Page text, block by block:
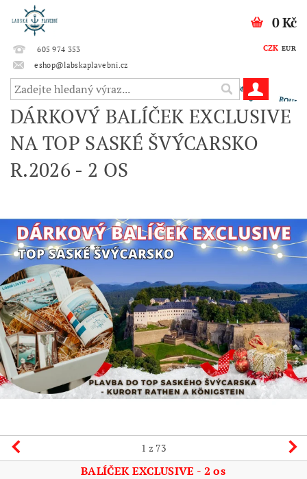
605 974 353
eshop@labskaplavebni.cz
CZK EUR
0 Kč
DÁRKOVÝ BALÍČEK EXCLUSIVE
NA TOP SASKÉ ŠVÝCARSKO
R.2026 - 2 OS
1 z 73
BALÍČEK EXCLUSIVE - 2 os